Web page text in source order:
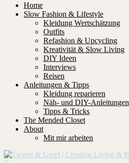
Home
Slow Fashion & Lifestyle
Kleidung Wertschätzung
Outfits
Refashion & Upcycling
Kreativität & Slow Living
DIY Ideen
Interviews
Reisen
Anleitungen & Tipps
Kleidung reparieren
Näh- und DIY-Anleitungen
Tipps & Tricks
The Mended Closet
About
Mit mir arbeiten